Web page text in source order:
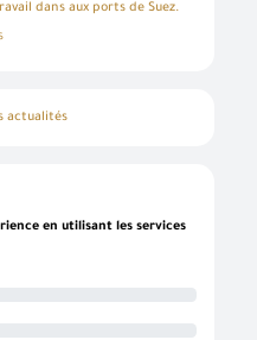
dans aux ports de Suez.
actualités
en utilisant les services